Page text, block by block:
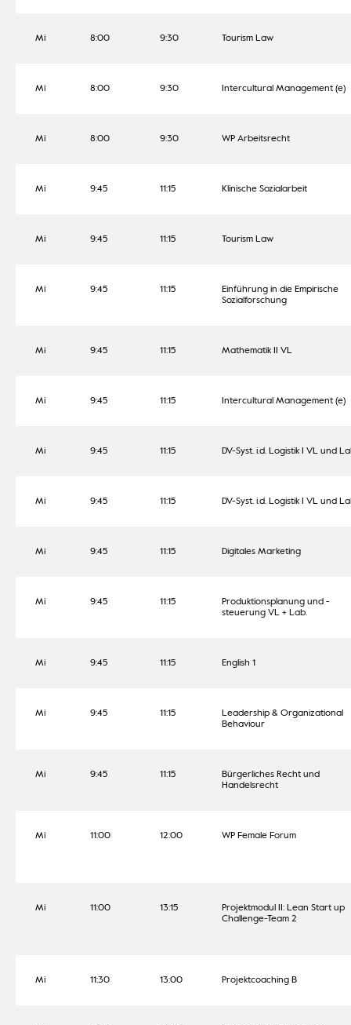
Mi 8:00 9:30 Tourism Law
Mi 8:00 9:30 Intercultural Management (e)
Mi 8:00 9:30 WP Arbeitsrecht
Mi 9:45 11:15 Klinische Sozialarbeit
Mi 9:45 11:15 Tourism Law
Mi 9:45 11:15
Einführung in die Empirische
Sozialforschung
Mi 9:45 11:15 Mathematik II VL
Mi 9:45 11:15 Intercultural Management (e)
Mi 9:45 11:15 DV-Syst. i.d. Logistik I VL und
Mi 9:45 11:15 DV-Syst. i.d. Logistik I VL und
Mi 9:45 11:15 Digitales Marketing
Mi 9:45 11:15
Produktionsplanung und -
steuerung VL + Lab.
Mi 9:45 11:15 English 1
Mi 9:45 11:15
Leadership & Organizational
Behaviour
Mi 9:45 11:15
Bürgerliches Recht und
Handelsrecht
Mi 11:00 12:00 WP Female Forum
Mi 11:00 13:15
Projektmodul II: Lean Start up
Challenge-Team 2
Mi 11:30 13:00 Projektcoaching B